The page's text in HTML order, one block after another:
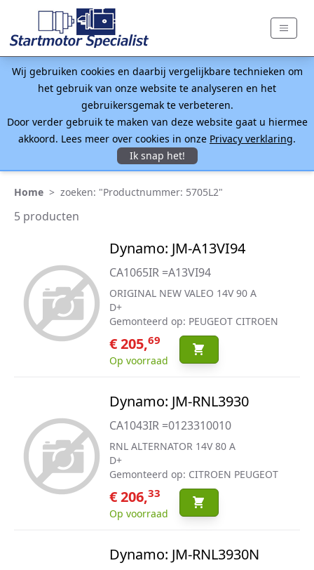
Wij gebruiken cookies en daarbij vergelijkbare technieken om
het gebruik van onze website te analyseren en het
gebruikersgemak te verbeteren.
Door verder gebruik te maken van deze website gaat u hiermee
akkoord. Lees meer over cookies in onze Privacy verklaring.
Ik snap het!
Home > zoeken: "Productnummer: 5705L2"
5 producten
Dynamo: JM-A13VI94
CA1065IR =A13VI94
ORIGINAL NEW VALEO 14V 90 A
D+
Gemonteerd op: PEUGEOT CITROEN
€ 205,69
Op voorraad
Dynamo: JM-RNL3930
CA1043IR =0123310010
RNL ALTERNATOR 14V 80 A
D+
Gemonteerd op: CITROEN PEUGEOT
€ 206,33
Op voorraad
Dynamo: JM-RNL3930N